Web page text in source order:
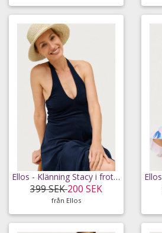
Ellos - Klänning Stacy i frotté - Blå - 46/48
399 SEK200 SEK
från Ellos